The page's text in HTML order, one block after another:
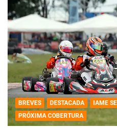
BREVES DESTACADA
IAME
PRÓXIMA COBERTURA